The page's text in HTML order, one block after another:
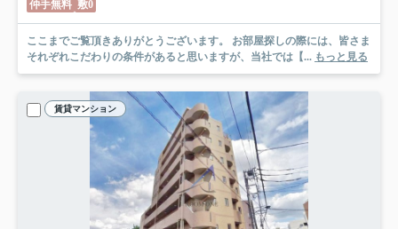
仲手無料 敷0
ここまでご覧頂きありがとうございます。 お部屋探しの際には、皆さま
それぞれこだわりの条件があると思いますが、当社では【... もっと見る
賃貸マンション